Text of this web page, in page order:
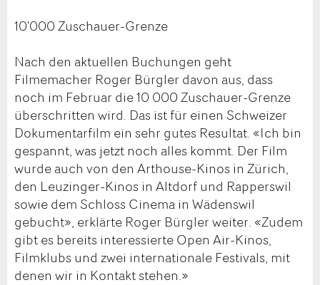
10'000 Zuschauer-Grenze
Nach den aktuellen Buchungen geht
Filmemacher Roger Bürgler davon aus, dass
noch im Februar die 10 000 Zuschauer-Grenze
überschritten wird. Das ist für einen Schweizer
Dokumentarfilm ein sehr gutes Resultat. «Ich bin
gespannt, was jetzt noch alles kommt. Der Film
wurde auch von den Arthouse-Kinos in Zürich,
den Leuzinger-Kinos in Altdorf und Rapperswil
sowie dem Schloss Cinema in Wädenswil
gebucht», erklärte Roger Bürgler weiter. «Zudem
gibt es bereits interessierte Open Air-Kinos,
Filmklubs und zwei internationale Festivals, mit
denen wir in Kontakt stehen.»